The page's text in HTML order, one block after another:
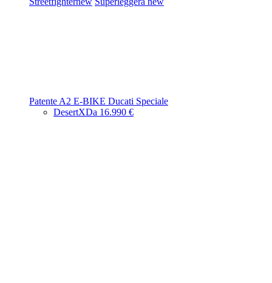
Patente A2 E-BIKE Ducati Speciale
DesertXDa 16.990 €